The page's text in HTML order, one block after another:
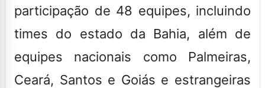
participação de 48 equipes, incluindo
times do estado da Bahia, além de
equipes nacionais como Palmeiras,
Ceará, Santos e Goiás e estrangeiras